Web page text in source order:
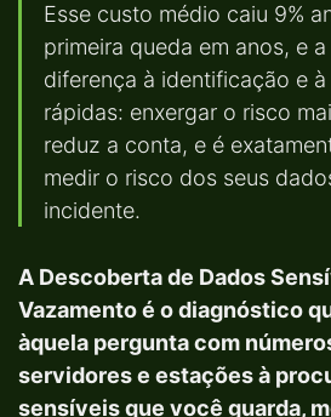
Esse custo médio caiu 9%
primeira queda em anos, e
diferença à identificação e
rápidas: enxergar o risco
reduz a conta, e é
medir o risco dos seus
incidente.
A Descoberta de Dados
Vazamento é o diagnóstico
àquela pergunta com
servidores e estações à
sensíveis que você guarda,